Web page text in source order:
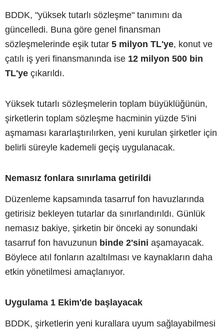
BDDK, "yüksek tutarlı sözleşme" tanımını da
güncelledi. Buna göre genel finansman
sözleşmelerinde eşik tutar 5 milyon TL'ye, konut ve
çatılı iş yeri finansmanında ise 12 milyon 500 bin
TL'ye çıkarıldı.
Yüksek tutarlı sözleşmelerin toplam büyüklüğünün,
şirketlerin toplam sözleşme hacminin yüzde 5'ini
aşmaması kararlaştırılırken, yeni kurulan şirketler için
belirli süreyle kademeli geçiş uygulanacak.
Nemasız fonlara sınırlama getirildi
Düzenleme kapsamında tasarruf fon havuzlarında
getirisiz bekleyen tutarlar da sınırlandırıldı. Günlük
nemasız bakiye, şirketin bir önceki ay sonundaki
tasarruf fon havuzunun binde 2'sini aşamayacak.
Böylece atıl fonların azaltılması ve kaynakların daha
etkin yönetilmesi amaçlanıyor.
Uygulama 1 Ekim'de başlayacak
BDDK, şirketlerin yeni kurallara uyum sağlayabilmesi